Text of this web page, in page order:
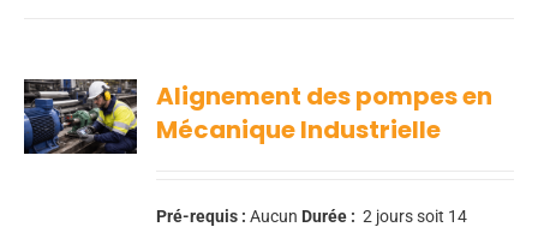
Alignement des pompes en
Mécanique Industrielle
Pré-requis : Aucun Durée : 2 jours soit 14